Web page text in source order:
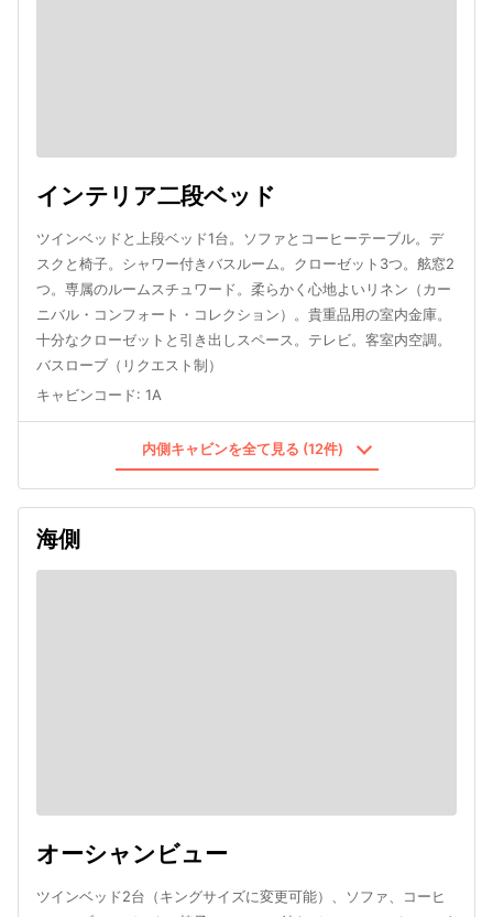
インテリア二段ベッド
ツインベッドと上段ベッド1台。ソファとコーヒーテーブル。デ
スクと椅子。シャワー付きバスルーム。クローゼット3つ。舷窓2
つ。専属のルームスチュワード。柔らかく心地よいリネン（カー
ニバル・コンフォート・コレクション）。貴重品用の室内金庫。
十分なクローゼットと引き出しスペース。テレビ。客室内空調。
バスローブ（リクエスト制）
キャビンコード: 1A
内側キャビンを全て見る (12件)
海側
オーシャンビュー
ツインベッド2台（キングサイズに変更可能）、ソファ、コーヒ